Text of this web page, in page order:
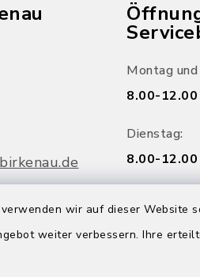
wir auf dieser Website
weiter verbessern. Ihre
Montag
8.00-
Dienstag:
8.00-